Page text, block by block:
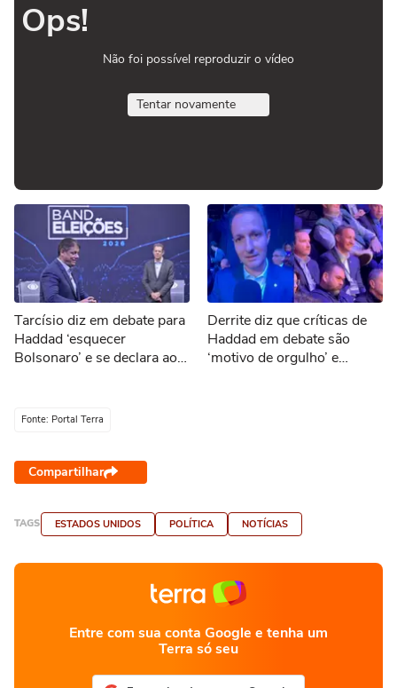
Ops!
Não foi possível reproduzir o vídeo
Tentar novamente
Tarcísio diz em debate para
Haddad ‘esquecer
Bolsonaro’ e se declara ao
Derrite diz que críticas de
Haddad em debate são
‘motivo de orgulho’ e
Fonte: Portal Terra
Compartilhar
TAGS ESTADOS UNIDOS POLÍTICA NOTÍCIAS
Entre com sua conta Google e tenha um
Terra só seu